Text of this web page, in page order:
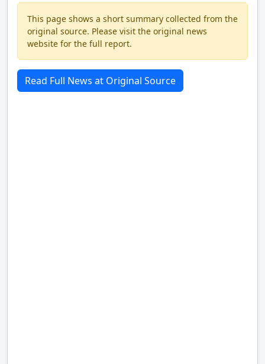
This page shows a short summary collected from the
original source. Please visit the original news
website for the full report.
Read Full News at Original Source